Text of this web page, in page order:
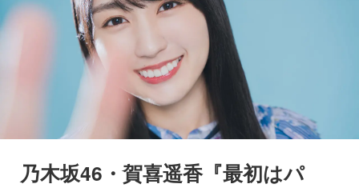
乃木坂46・賀喜遥香『最初はパ